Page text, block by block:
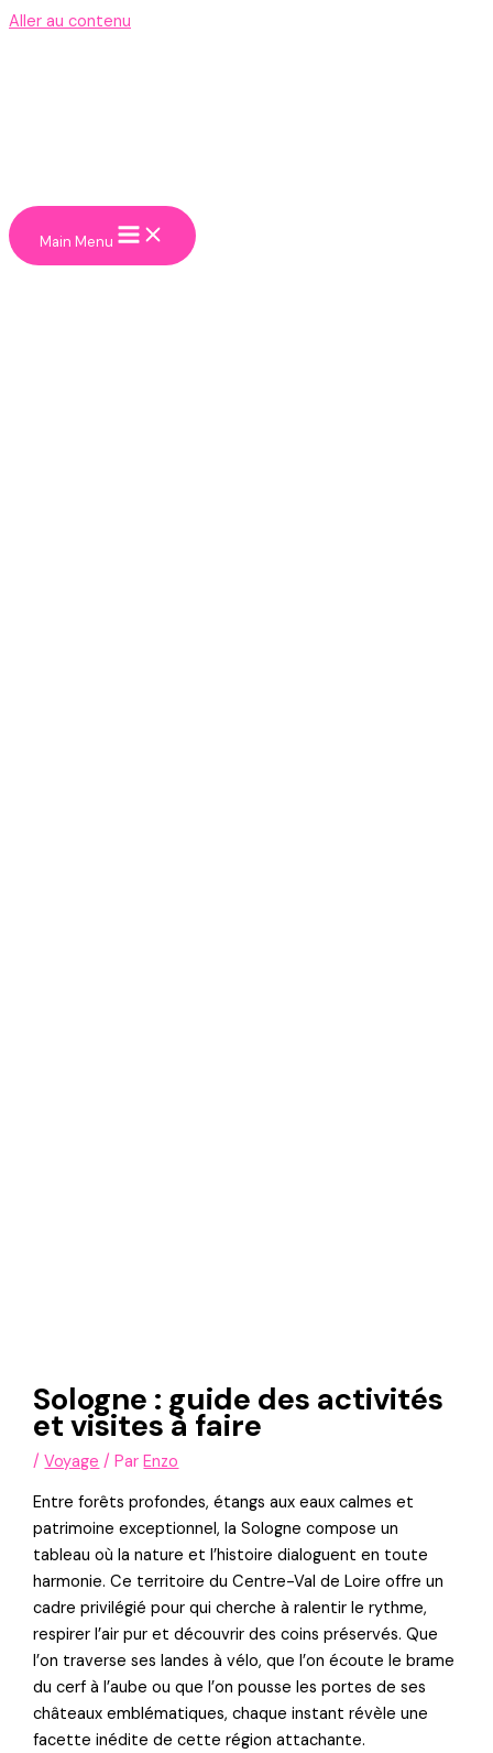
Aller au contenu
Main Menu
Sologne : guide des activités
et visites à faire
/Voyage / ParEnzo
Entre forêts profondes, étangs aux eaux calmes et
patrimoine exceptionnel, la Sologne compose un
tableau où la nature et l’histoire dialoguent en toute
harmonie. Ce territoire du Centre-Val de Loire offre un
cadre privilégié pour qui cherche à ralentir le rythme,
respirer l’air pur et découvrir des coins préservés. Que
l’on traverse ses landes à vélo, que l’on écoute le brame
du cerf à l’aube ou que l’on pousse les portes de ses
châteaux emblématiques, chaque instant révèle une
facette inédite de cette région attachante.